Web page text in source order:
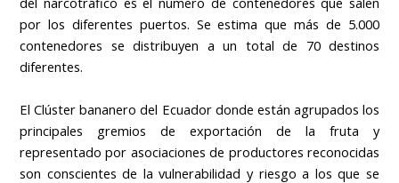
por los diferentes puertos. Se estima que más de 5.000
contenedores se distribuyen a un total de 70 destinos
diferentes.
El Clúster bananero del Ecuador donde están agrupados los
principales gremios de exportación de la fruta y
representado por asociaciones de productores reconocidas
son conscientes de la vulnerabilidad y riesgo a los que se